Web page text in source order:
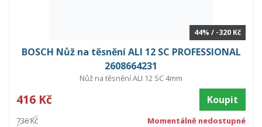
44% / -320 Kč
BOSCH Nůž na těsnění ALI 12 SC PROFESSIONAL
2608664231
Nůž na těsnění ALI 12 SC 4mm
416 Kč Koupit
736 Kč Momentálně nedostupné